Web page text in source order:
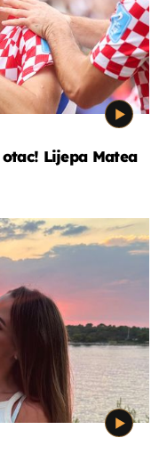
Lijepa Matea